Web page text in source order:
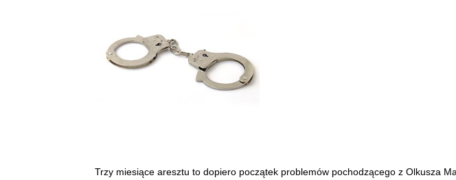
Trzy miesiące aresztu to dopiero początek problemów pochodzącego z Olkusza